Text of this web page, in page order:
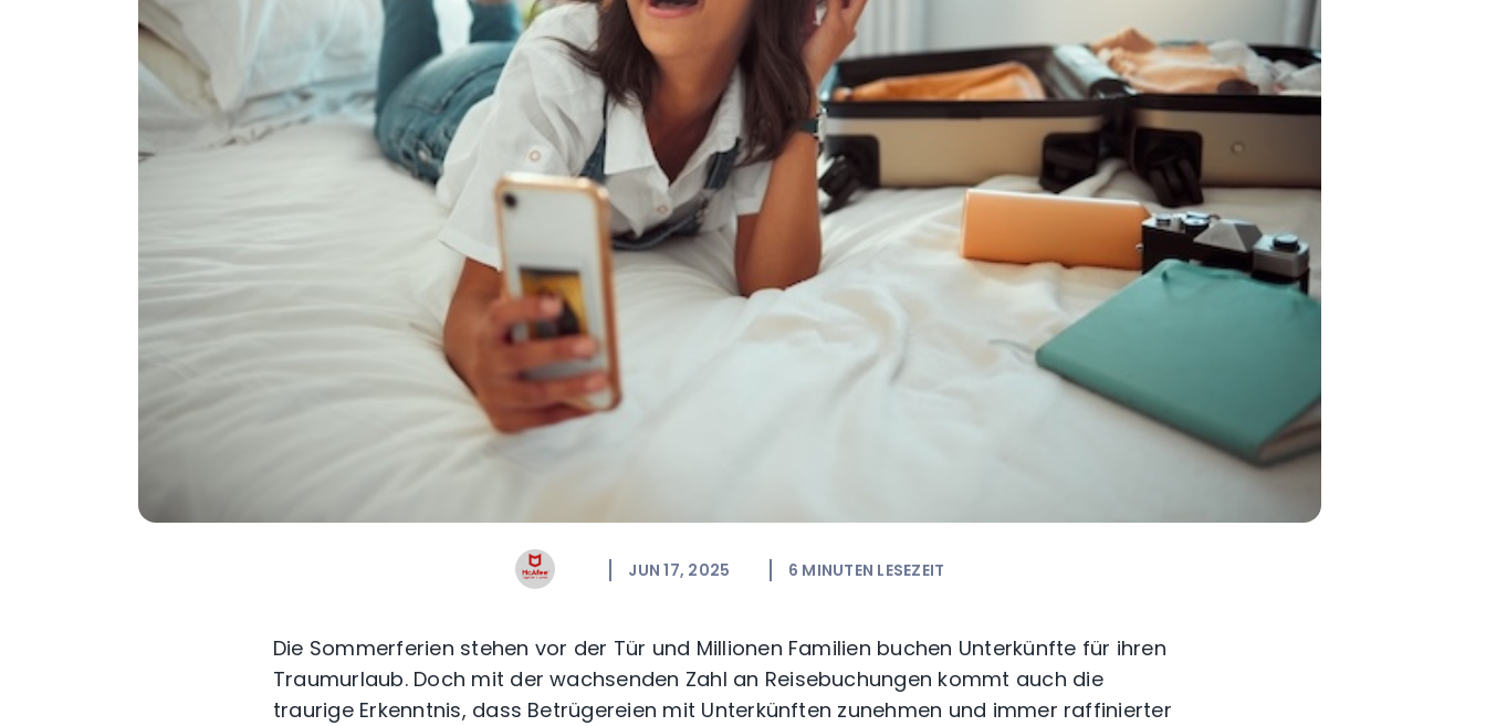
JUN 17, 2025 6 MINUTEN LESEZEIT
Die Sommerferien stehen vor der Tür und Millionen Familien buchen Unterkünfte für ihren
Traumurlaub. Doch mit der wachsenden Zahl an Reisebuchungen kommt auch die
traurige Erkenntnis, dass Betrügereien mit Unterkünften zunehmen und immer raffinierter